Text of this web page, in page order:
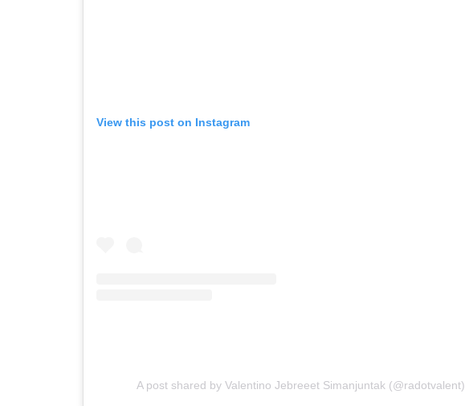
View this post on Instagram
A post shared by Valentino Jebreeet Simanjuntak (@radotvalent)